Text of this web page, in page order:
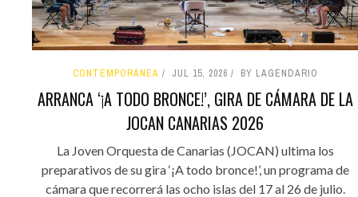
CONTEMPORÁNEA JUL 15, 2026 BY LAGENDARIO
ARRANCA ‘¡A TODO BRONCE!’, GIRA DE CÁMARA DE LA
JOCAN CANARIAS 2026
La Joven Orquesta de Canarias (JOCAN) ultima los
preparativos de su gira ‘¡A todo bronce!’, un programa de
cámara que recorrerá las ocho islas del 17 al 26 de julio.